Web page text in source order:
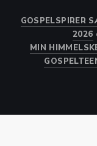
GOSPELSPIRER
2026
MIN